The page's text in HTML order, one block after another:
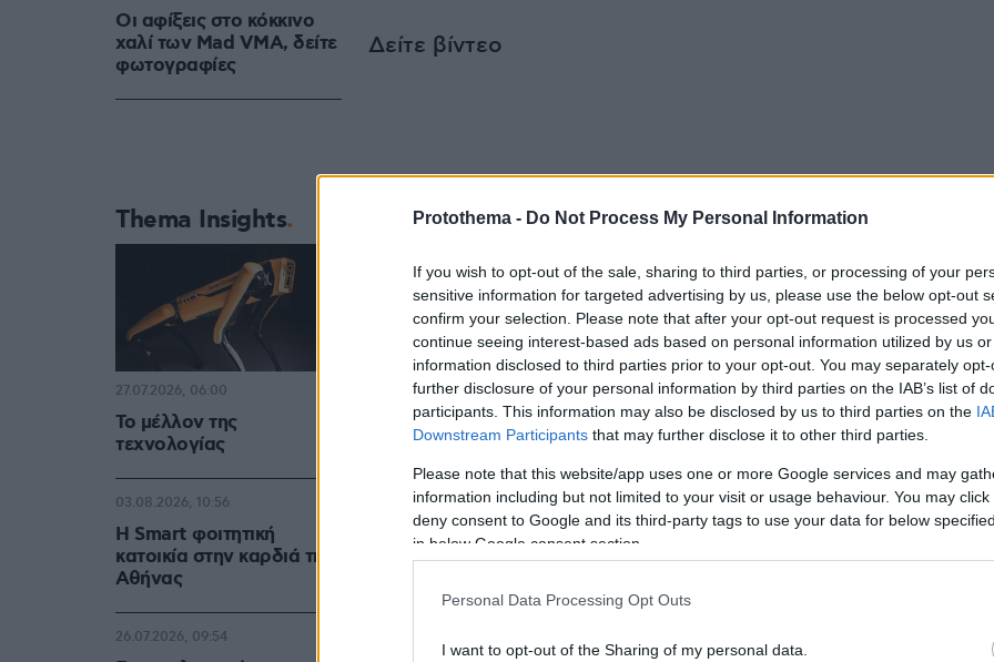
Protothema - Do Not Process My Personal Information
If you wish to opt-out of the sale, sharing to third parties, or processing of your
sensitive information for targeted advertising by us, please use the below opt-out
confirm your selection. Please note that after your opt-out request is processed
continue seeing interest-based ads based on personal information utilized by us
information disclosed to third parties prior to your opt-out. You may separately
further disclosure of your personal information by third parties on the IAB’s list of
participants. This information may also be disclosed by us to third parties on the
Downstream Participants that may further disclose it to other third parties.
Please note that this website/app uses one or more Google services and may
information including but not limited to your visit or usage behaviour. You may
deny consent to Google and its third-party tags to use your data for below
in below Google consent section.
Personal Data Processing Opt Outs
I want to opt-out of the Sharing of my personal data.
Δείτε βίντεο
Οι αφίξεις στο κόκκινο
χαλί των Mad VMA, δείτε
φωτογραφίες
Thema Insights
Το μέλλον της
τεχνολογίας
27.07.2026, 06:00
Η Smart φοιτητική
κατοικία στην καρδιά της
Αθήνας
03.08.2026, 10:56
26.07.2026, 09:54